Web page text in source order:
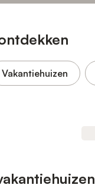
Vakantiehuizen